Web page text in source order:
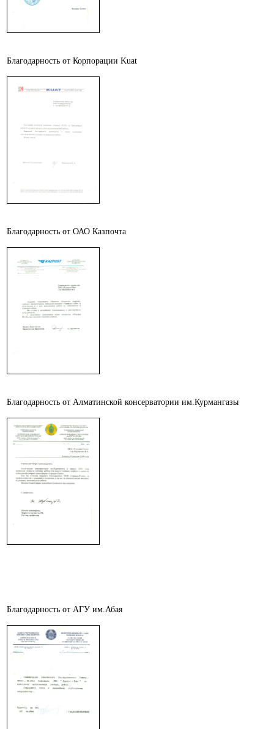
Благодарность от Корпорации Kuat
Благодарность от ОАО Казпочта
Благодарность от Алматинской консерватории им.Курмангазы
Благодарность от АГУ им.Абая